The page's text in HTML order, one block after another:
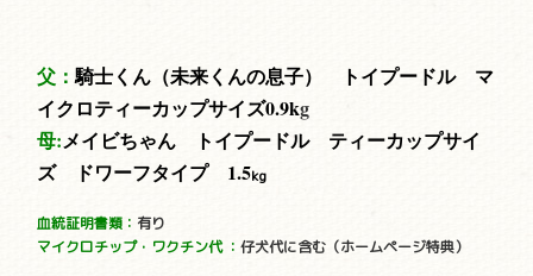
父：騎士くん（未来くんの息子） トイプードル マ
イクロティーカップサイズ0.9kg
母:メイビちゃん トイプードル ティーカップサイ
ズ ドワーフタイプ1.5kg
血統証明書類： 有り
マイクロチップ・ワクチン代 ：仔犬代に含む（ホームページ特典）